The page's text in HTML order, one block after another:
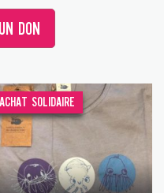
DON
ACHAT SOLIDAIRE